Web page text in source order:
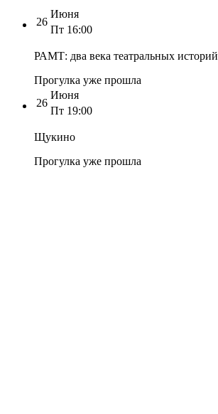
26
Июня
Пт 16:00
РАМТ: два века театральных историй
Прогулка уже прошла
26
Июня
Пт 19:00
Щукино
Прогулка уже прошла